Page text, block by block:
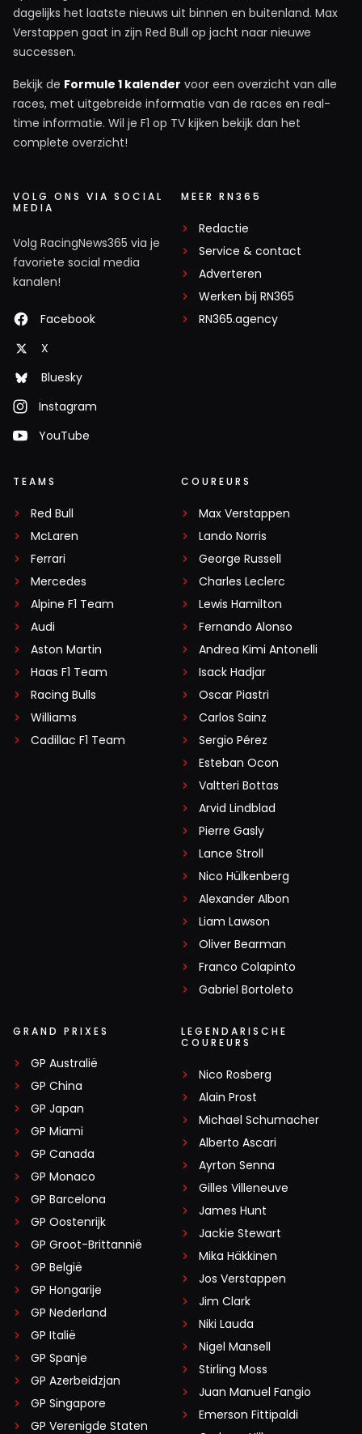
dagelijks het laatste nieuws uit binnen en buitenland. Max
Verstappen gaat in zijn Red Bull op jacht naar nieuwe
successen.
Bekijk de Formule 1 kalender voor een overzicht van alle
races, met uitgebreide informatie van de races en real-
time informatie. Wil je F1 op TV kijken bekijk dan het
complete overzicht!
VOLG ONS VIA SOCIAL
MEDIA
Volg RacingNews365 via je
favoriete social media
kanalen!
Facebook
X
Bluesky
Instagram
YouTube
MEER RN365
Redactie
Service & contact
Adverteren
Werken bij RN365
RN365.agency
TEAMS
Red Bull
McLaren
Ferrari
Mercedes
Alpine F1 Team
Audi
Aston Martin
Haas F1 Team
Racing Bulls
Williams
Cadillac F1 Team
COUREURS
Max Verstappen
Lando Norris
George Russell
Charles Leclerc
Lewis Hamilton
Fernando Alonso
Andrea Kimi Antonelli
Isack Hadjar
Oscar Piastri
Carlos Sainz
Sergio Pérez
Esteban Ocon
Valtteri Bottas
Arvid Lindblad
Pierre Gasly
Lance Stroll
Nico Hülkenberg
Alexander Albon
Liam Lawson
Oliver Bearman
Franco Colapinto
Gabriel Bortoleto
GRAND PRIXES
GP Australië
GP China
GP Japan
GP Miami
GP Canada
GP Monaco
GP Barcelona
GP Oostenrijk
GP Groot-Brittannië
GP België
GP Hongarije
GP Nederland
GP Italië
GP Spanje
GP Azerbeidzjan
GP Singapore
GP Verenigde Staten
LEGENDARISCHE
COUREURS
Nico Rosberg
Alain Prost
Michael Schumacher
Alberto Ascari
Ayrton Senna
Gilles Villeneuve
James Hunt
Jackie Stewart
Mika Häkkinen
Jos Verstappen
Jim Clark
Niki Lauda
Nigel Mansell
Stirling Moss
Juan Manuel Fangio
Emerson Fittipaldi